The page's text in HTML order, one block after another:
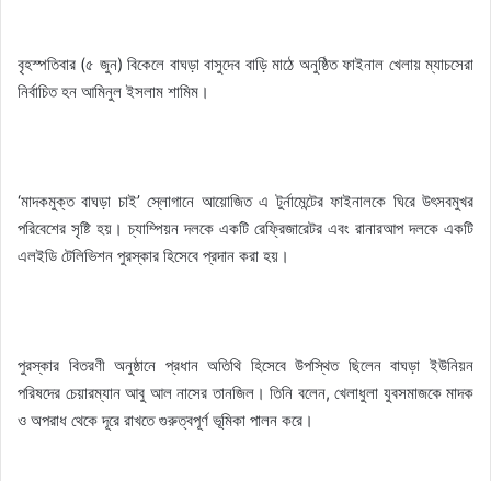
বৃহস্পতিবার (৫ জুন) বিকেলে বাঘড়া বাসুদেব বাড়ি মাঠে অনুষ্ঠিত ফাইনাল খেলায় ম্যাচসেরা
নির্বাচিত হন আমিনুল ইসলাম শামিম।
‘মাদকমুক্ত বাঘড়া চাই’ স্লোগানে আয়োজিত এ টুর্নামেন্টের ফাইনালকে ঘিরে উৎসবমুখর
পরিবেশের সৃষ্টি হয়। চ্যাম্পিয়ন দলকে একটি রেফ্রিজারেটর এবং রানারআপ দলকে একটি
এলইডি টেলিভিশন পুরস্কার হিসেবে প্রদান করা হয়।
পুরস্কার বিতরণী অনুষ্ঠানে প্রধান অতিথি হিসেবে উপস্থিত ছিলেন বাঘড়া ইউনিয়ন
পরিষদের চেয়ারম্যান আবু আল নাসের তানজিল। তিনি বলেন, খেলাধুলা যুবসমাজকে মাদক
ও অপরাধ থেকে দূরে রাখতে গুরুত্বপূর্ণ ভূমিকা পালন করে।